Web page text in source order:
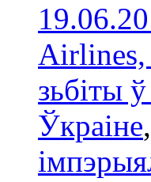
Airlines,
зьбіты
Ўкраіне,